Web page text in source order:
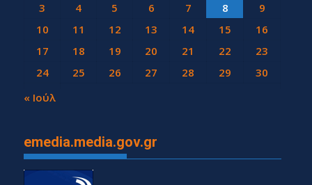
3
4 5 6 7 8
9
10
11 12 13 14 15
16
17
18 19 20 21 22
23
24
25 26 27 28 29
30
31
« Ιούλ
emedia.media.gov.gr